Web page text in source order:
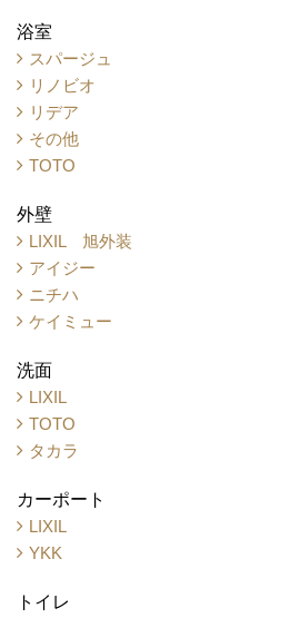
浴室
スパージュ
リノビオ
リデア
その他
TOTO
外壁
LIXIL 旭外装
アイジー
ニチハ
ケイミュー
洗面
LIXIL
TOTO
タカラ
カーポート
LIXIL
YKK
トイレ